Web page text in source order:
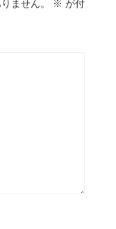
ません。 ※ が付